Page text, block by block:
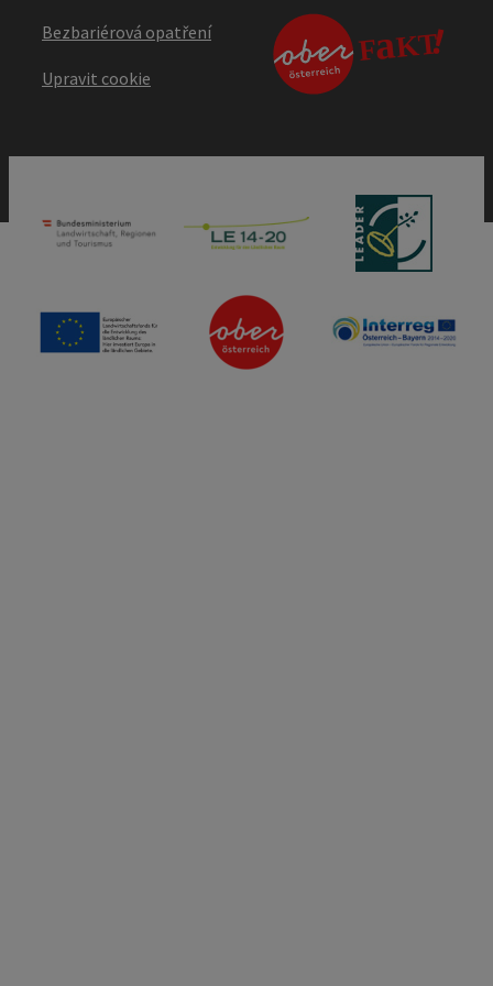
Bezbariérová opatření
Upravit cookie